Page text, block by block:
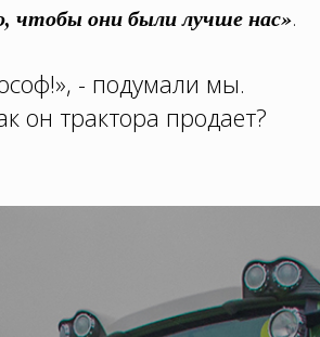
чтобы они были лучше нас».
- подумали мы.
он трактора продает?